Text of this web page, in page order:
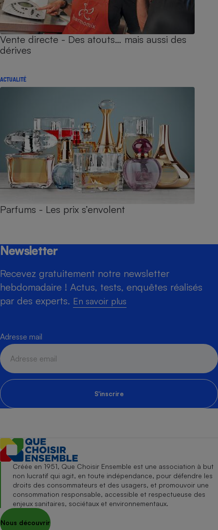
Vente directe - Des atouts… mais aussi des
dérives
ACTUALITÉ
Parfums - Les prix s’envolent
Newsletter
Recevez gratuitement notre newsletter
hebdomadaire ! Actus, tests, enquêtes réalisés
par des experts. En savoir plus
Adresse mail
S'inscrire
Créée en 1951, Que Choisir Ensemble est une association à but
non lucratif qui agit, en toute indépendance, pour défendre les
droits des consommateurs et des usagers, et promouvoir une
consommation responsable, accessible et respectueuse des
enjeux sanitaires, sociétaux et environnementaux.
Nous découvrir